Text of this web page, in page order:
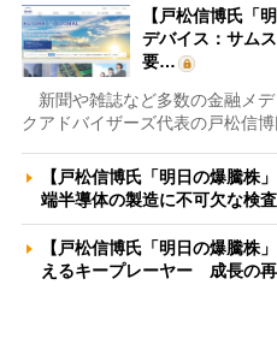
【戸松信博氏「
デバイス：サム
要…
新聞や雑誌など多数の金融メ
クアドバイザーズ代表の戸松信
【戸松信博氏「明日の爆騰株
端半導体の製造に不可欠な検
【戸松信博氏「明日の爆騰株
えるキープレーヤー 成長の